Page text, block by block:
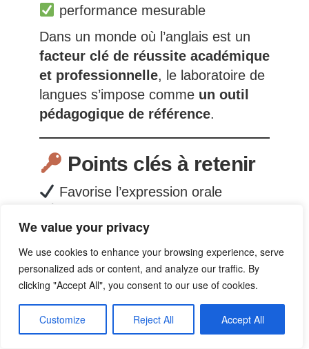
We value your privacy
We use cookies to enhance your browsing experience, serve
personalized ads or content, and analyze our traffic. By
clicking "Accept All", you consent to our use of cookies.
Customize Reject All Accept All
performance mesurable
Dans un monde où l’anglais est un
facteur clé de réussite académique
et professionnelle, le laboratoire de
langues s’impose comme un outil
pédagogique de référence.
Points clés à retenir
Favorise l’expression orale
Renforce la motivation
Accélère l’apprentissage
Prépare à des situations réelles
Foire Aux Questions
(FAQ) – Laboratoire de